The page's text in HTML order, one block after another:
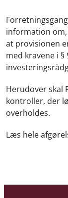
information
at provisionen
med kravene i
Herudover skal
kontroller, der
overholdes.
Læs hele